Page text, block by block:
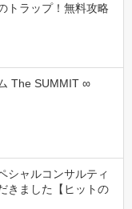
トラップ！無料攻略
The SUMMIT ∞
シャルコンサルティ
きました【ヒットの